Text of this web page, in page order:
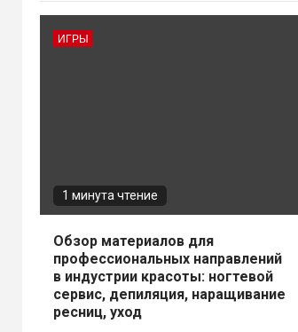
ИГРЫ
1 минута чтение
Обзор материалов для
профессиональных направлений
в индустрии красоты: ногтевой
сервис, депиляция, наращивание
ресниц, уход